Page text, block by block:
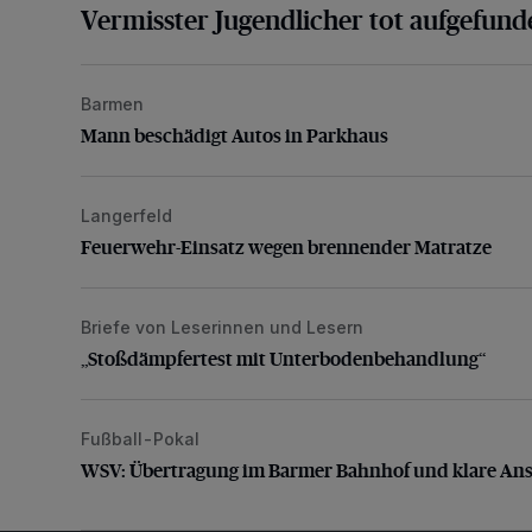
Vermisster Jugendlicher tot
Mann beschädigt Autos in Parkhaus
Barmen
Mann beschädigt Autos in Parkhaus
Feuerwehr-Einsatz wegen brennender Matratze
Langerfeld
Feuerwehr-Einsatz wegen brennender Matratze
„Stoßdämpfertest mit Unterbodenbehandlung“
Briefe von Leserinnen und Lesern
„Stoßdämpfertest mit Unterbodenbehandlung“
WSV: Übertragung im Barmer Bahnhof und klare
Fußball-Pokal
WSV: Übertragung im Barmer Bahnhof und klare